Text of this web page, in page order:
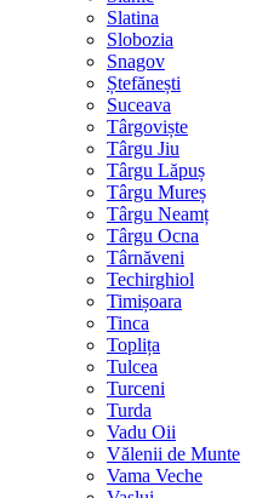
Slatina
Slobozia
Snagov
Ștefănești
Suceava
Târgoviște
Târgu Jiu
Târgu Lăpuș
Târgu Mureș
Târgu Neamț
Târgu Ocna
Târnăveni
Techirghiol
Timișoara
Tinca
Toplița
Tulcea
Turceni
Turda
Vadu Oii
Vălenii de Munte
Vama Veche